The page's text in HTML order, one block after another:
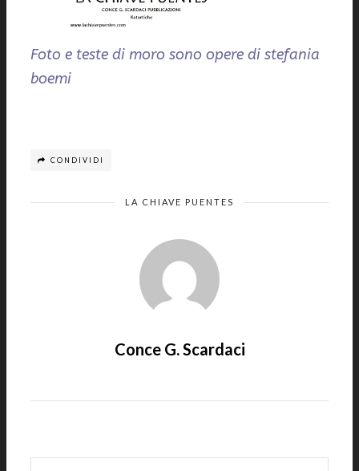
Foto e teste di moro sono opere di stefania
boemi
CONDIVIDI
LA CHIAVE PUENTES
Conce G. Scardaci